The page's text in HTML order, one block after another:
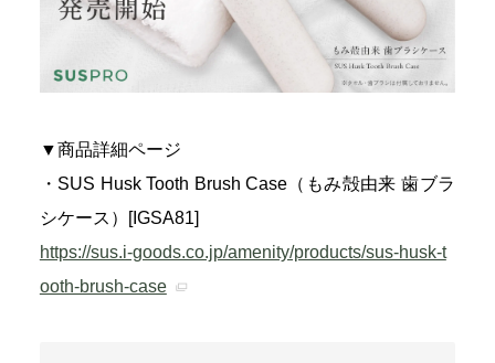
▼商品詳細ページ
・SUS Husk Tooth Brush Case（もみ殻由来 歯ブラ
シケース）[IGSA81]
https://sus.i-goods.co.jp/amenity/products/sus-husk-t
ooth-brush-case